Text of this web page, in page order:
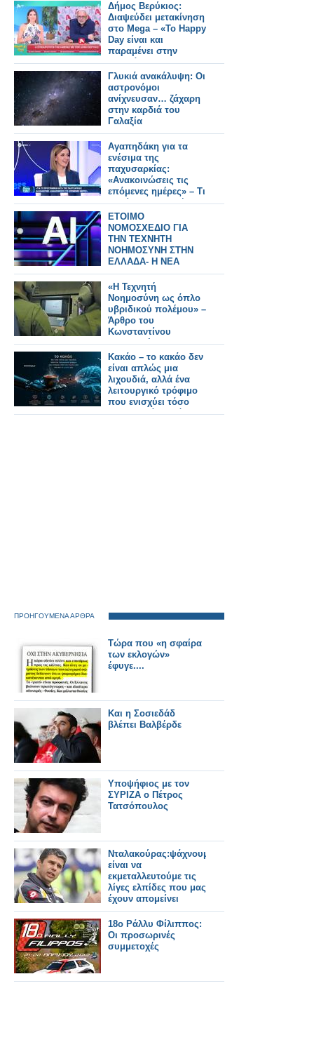
Δήμος Βερύκιος:
Διαψεύδει μετακίνηση
στο Mega – «Το Happy
Day είναι και
παραμένει στην
καρδιά μου»
Γλυκιά ανακάλυψη: Οι
αστρονόμοι
ανίχνευσαν… ζάχαρη
στην καρδιά του
Γαλαξία
Αγαπηδάκη για τα
ενέσιμα της
παχυσαρκίας:
«Ανακοινώσεις τις
επόμενες ημέρες» – Τι
θα γίνει με τους ήδη
ενταγμένους
δικαιούχους (video)
ΕΤΟΙΜΟ
ΝΟΜΟΣΧΕΔΙΟ ΓΙΑ
ΤΗΝ ΤΕΧΝΗΤΗ
ΝΟΗΜΟΣΥΝΗ ΣΤΗΝ
ΕΛΛΑΔΑ- Η ΝΕΑ
ΑΛΛΑΓΗ
«Η Τεχνητή
Νοημοσύνη ως όπλο
υβριδικού πολέμου» –
Άρθρο του
Κωνσταντίνου
Μπαλωμένου
Κακάο – το κακάο δεν
είναι απλώς μια
λιχουδιά, αλλά ένα
λειτουργικό τρόφιμο
που ενισχύει τόσο
την καρδιά μας όσο
ΠΡΟΗΓΟΥΜΕΝΑ ΑΡΘΡΑ
Τώρα που «η σφαίρα
των εκλογών»
έφυγε....
Και η Σοσιεδάδ
βλέπει Βαλβέρδε
Yποψήφιος με τον
ΣΥΡΙΖΑ ο Πέτρος
Τατσόπουλος
Νταλακούρας:ψάχνουμε
είναι να
εκμεταλλευτούμε τις
λίγες ελπίδες που μας
έχουν απομείνει
18ο Ράλλυ Φίλιππος:
Οι προσωρινές
συμμετοχές